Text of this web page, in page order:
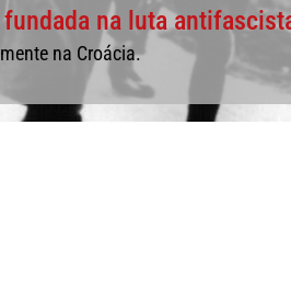
na luta
na Croácia.